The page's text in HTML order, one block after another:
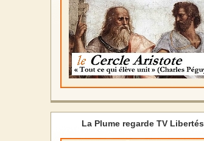
La Plume regarde TV Libertés